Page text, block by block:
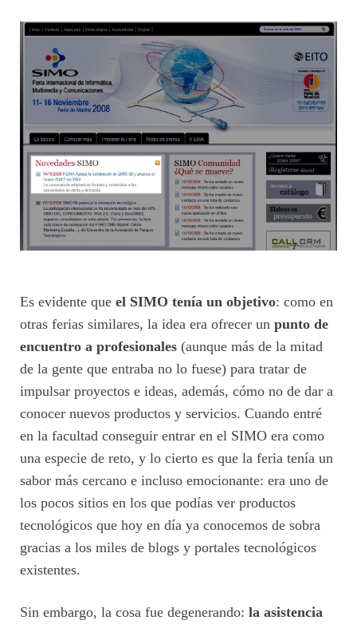
Es evidente que el SIMO tenía un objetivo: como en
otras ferias similares, la idea era ofrecer un punto de
encuentro a profesionales (aunque más de la mitad
de la gente que entraba no lo fuese) para tratar de
impulsar proyectos e ideas, además, cómo no de dar a
conocer nuevos productos y servicios. Cuando entré
en la facultad conseguir entrar en el SIMO era como
una especie de reto, y lo cierto es que la feria tenía un
sabor más cercano e incluso emocionante: era uno de
los pocos sitios en los que podías ver productos
tecnológicos que hoy en día ya conocemos de sobra
gracias a los miles de blogs y portales tecnológicos
existentes.
Sin embargo, la cosa fue degenerando: la asistencia